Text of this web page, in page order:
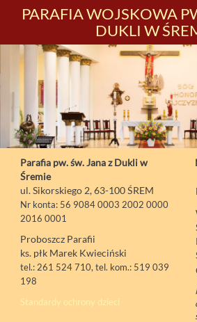
PARAFIA WOJSKOWA
DUKLI W
Parafia pw. św. Jana z Dukli w
Śremie
ul. Sikorskiego 2, 63-100 ŚREM
Nr konta: 56 9084 0003 2002 0000
2016 0001
Proboszcz Parafii
ks. płk Marek Kwieciński
tel.: 261 524 710, tel. kom.: 519 039
198
Standardy ochrony dzieci